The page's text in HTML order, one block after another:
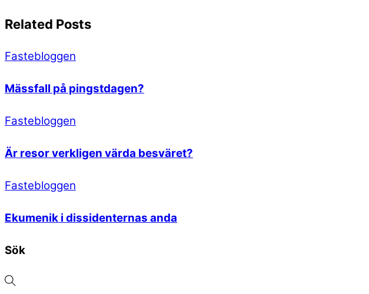
Related Posts
Fastebloggen
Mässfall på pingstdagen?
Fastebloggen
Är resor verkligen värda besväret?
Fastebloggen
Ekumenik i dissidenternas anda
Sök